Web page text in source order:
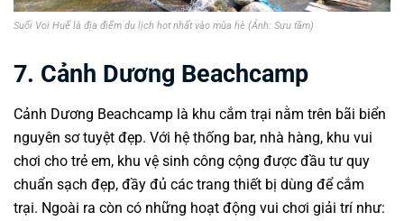
Suối Voi Huế là địa điểm du lịch hot nhất vào mùa hè (Ảnh: Sưu tầm)
7. Cảnh Dương Beachcamp
Cảnh Dương Beachcamp là khu cắm trại nằm trên bãi biển
nguyên sơ tuyệt đẹp. Với hệ thống bar, nhà hàng, khu vui
chơi cho trẻ em, khu vệ sinh công cộng được đầu tư quy
chuẩn sạch đẹp, đầy đủ các trang thiết bị dùng để cắm
trại. Ngoài ra còn có những hoạt động vui chơi giải trí như: